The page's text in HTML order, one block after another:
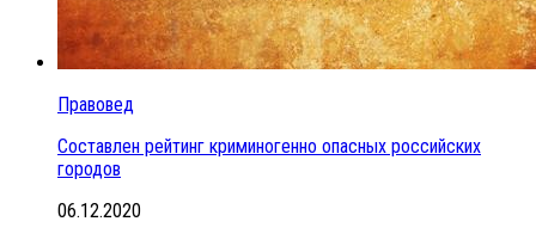
Правовед
Составлен рейтинг криминогенно опасных российских
городов
06.12.2020